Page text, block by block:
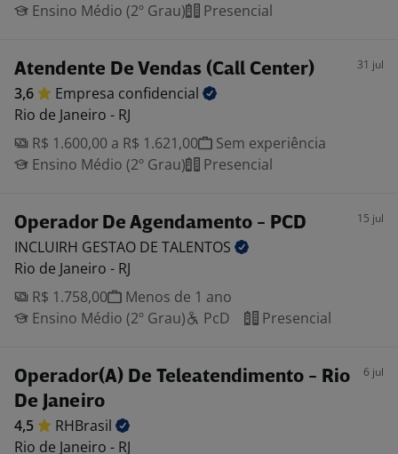
Ensino Médio (2º Grau)
Presencial
Atendente De Vendas (Call Center) 31 jul
3,6 Empresa confidencial
Rio de Janeiro - RJ
R$ 1.600,00 a R$ 1.621,00
Sem experiência
Ensino Médio (2º Grau)
Presencial
Operador De Agendamento - PCD 15 jul
INCLUIRH GESTAO DE TALENTOS
Rio de Janeiro - RJ
R$ 1.758,00
Menos de 1 ano
Ensino Médio (2º Grau)
PcD Presencial
Operador(A) De Teleatendimento - Rio
De Janeiro
6 jul
4,5
RHBrasil
Rio de Janeiro - RJ